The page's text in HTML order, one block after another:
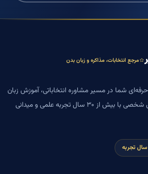
مرجع انتخابات، مذاکره و زبان بدن
حرفه‌ای شما در مسیر مشاوره انتخاباتی، آموزش زبان
بدن، فنون مذاکره و برندسازی شخصی با بیش از ۳۰ سال تجربه علمی و میدانی